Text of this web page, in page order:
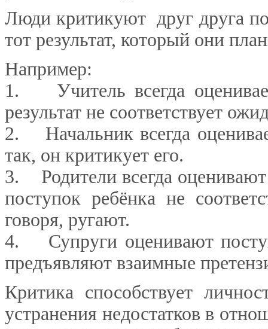
Люди критикуют друг друга
тот результат, который они
Например:
1. Учитель всегда
результат не соответствует
2. Начальник всегда
так, он критикует его.
3. Родители всегда
поступок ребёнка не
говоря, ругают.
4. Супруги оценивают
предъявляют взаимные
Критика способствует
устранения недостатков в